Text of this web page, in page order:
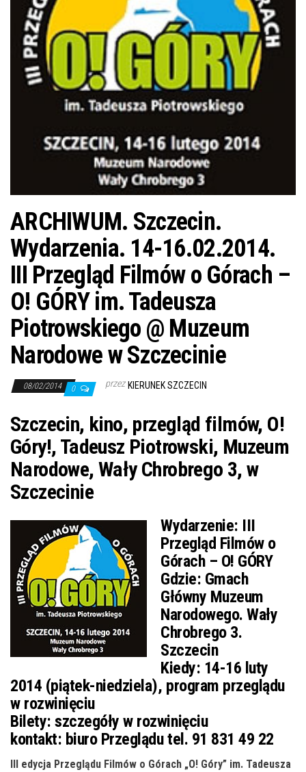
ARCHIWUM. Szczecin.
Wydarzenia. 14-16.02.2014.
III Przegląd Filmów o Górach –
O! GÓRY im. Tadeusza
Piotrowskiego @ Muzeum
Narodowe w Szczecinie
08/02/2014 0 przez KIERUNEK SZCZECIN
Szczecin, kino, przegląd filmów, O!
Góry!, Tadeusz Piotrowski, Muzeum
Narodowe, Wały Chrobrego 3, w
Szczecinie
Wydarzenie: III
Przegląd Filmów o
Górach – O! GÓRY
Gdzie: Gmach
Główny Muzeum
Narodowego. Wały
Chrobrego 3.
Szczecin
Kiedy: 14-16 luty
2014 (piątek-niedziela), program przeglądu
w rozwinięciu
Bilety: szczegóły w rozwinięciu
kontakt: biuro Przeglądu tel. 91 831 49 22
III edycja Przeglądu Filmów o Górach „O! Góry” im. Tadeusza